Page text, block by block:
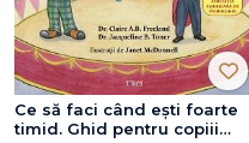
Ce să faci când ești foarte
timid. Ghid pentru copiii